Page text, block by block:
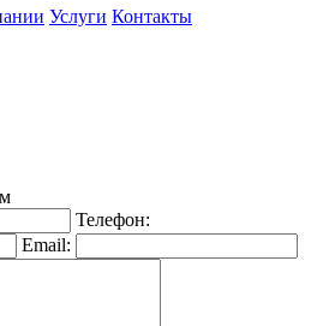
Услуги Контакты
Телефон:
Email: